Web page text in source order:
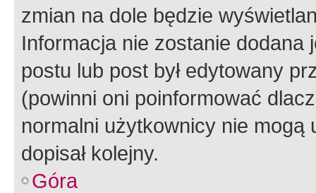
zmian na dole będzie
Informacja nie zostanie dodana
postu lub post był edytowany
(powinni oni poinformować
normalni użytkownicy nie
dopisał kolejny.
Góra